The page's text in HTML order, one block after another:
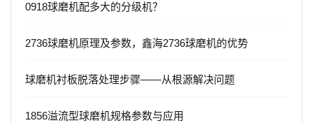
0918球磨机配多大的分级机？
2736球磨机原理及参数，鑫海2736球磨机的优势
球磨机衬板脱落处理步骤——从根源解决问题
1856溢流型球磨机规格参数与应用